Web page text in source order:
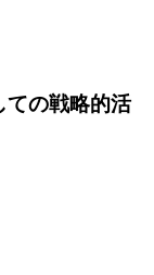
ての戦略的活